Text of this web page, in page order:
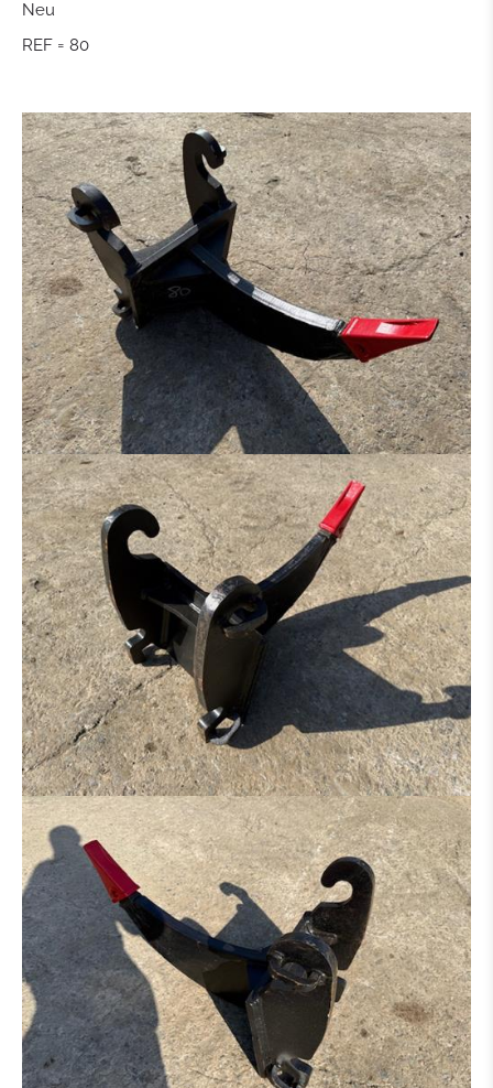
TILTROTATOR
GRABENRÄUMLÖFFEL
HYDR. GRABENRÄUMLÖFFEL
PLATINEN FÜR HAMMER - GREIFER - USW.
SORTIERGREIFER
SCHALENGREIFER
RECHEN
HYDRAULIKHAMMER
HOLZZANGE
HECKAUFREISSER
ADAPTER
REIFEN / FELGEN
ACHSE
LAUFWERK
AUSLEGER
KABINE
GETRIEBE / WANDLER
Neu
REF = 80